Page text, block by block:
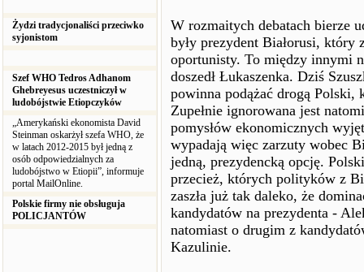
Żydzi tradycjonaliści przeciwko
syjonistom
Szef WHO Tedros Adhanom
Ghebreyesus uczestniczył w
ludobójstwie Etiopczyków
„Amerykański ekonomista David
Steinman oskarżył szefa WHO, że
w latach 2012-2015 był jedną z
osób odpowiedzialnych za
ludobójstwo w Etiopii”, informuje
portal MailOnline.
Polskie firmy nie obsługuja
POLICJANTÓW
W rozmaitych debatach bierze
były prezydent Białorusi, który
oportunisty. To między innymi
doszedł Łukaszenka. Dziś
powinna podążać drogą Polski,
Zupełnie ignorowana jest
pomysłów ekonomicznych
wypadają więc zarzuty wobec
jedną, prezydencką opcję.
przecież, których polityków z
zaszła już tak daleko, że
kandydatów na prezydenta -
natomiast o drugim z
Kazulinie.